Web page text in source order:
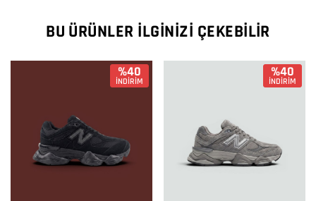
BU ÜRÜNLER İLGINIZI ÇEKEBILIR
%40
İNDİRİM
%40
İNDİRİM